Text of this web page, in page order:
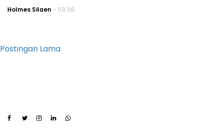
Holmes Silaen - 09.58
Postingan Lama